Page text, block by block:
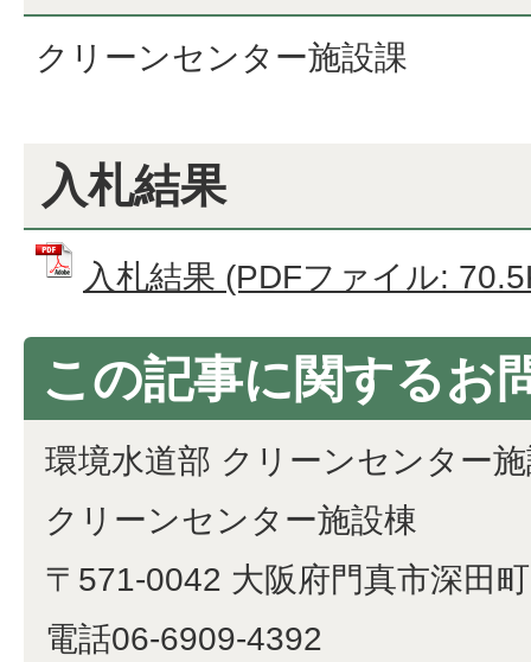
クリーンセンター施設課
入札結果
入札結果 (PDFファイル:
この記事に関するお
環境水道部 クリーンセンター
クリーンセンター施設棟
〒571-0042 大阪府門真市深田
電話06-6909-4392